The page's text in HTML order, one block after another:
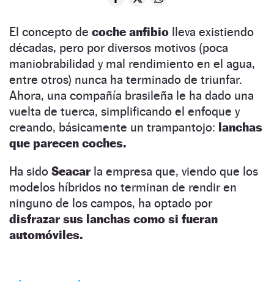
El concepto de coche anfibio lleva existiendo
décadas, pero por diversos motivos (poca
maniobrabilidad y mal rendimiento en el agua,
entre otros) nunca ha terminado de triunfar.
Ahora, una compañía brasileña le ha dado una
vuelta de tuerca, simplificando el enfoque y
creando, básicamente un trampantojo: lanchas
que parecen coches.
Ha sido Seacar la empresa que, viendo que los
modelos híbridos no terminan de rendir en
ninguno de los campos, ha optado por
disfrazar sus lanchas como si fueran
automóviles.